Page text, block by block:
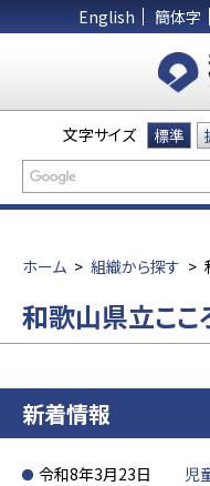
English 簡体字
文字サイズ 標準
ホーム > 組織から探す >
和歌山県立ここ
新着情報
令和8年3月23日
児